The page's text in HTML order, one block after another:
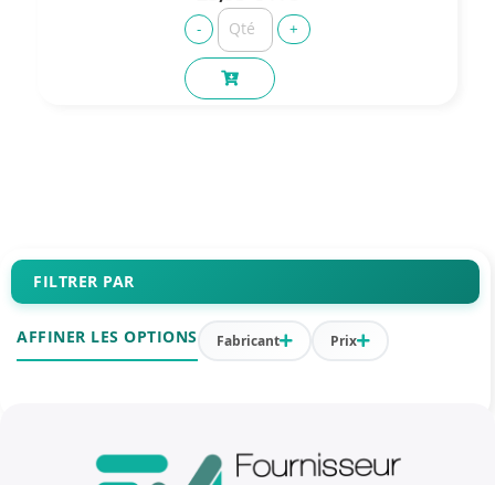
FILTRER PAR
AFFINER LES OPTIONS Fabricant Prix